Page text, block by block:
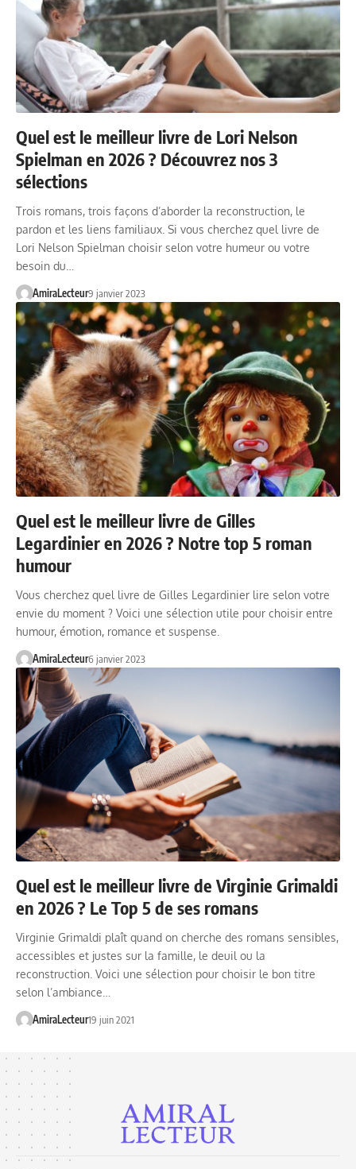
Quel est le meilleur livre de Lori Nelson
Spielman en 2026 ? Découvrez nos 3
sélections
Trois romans, trois façons d’aborder la reconstruction, le
pardon et les liens familiaux. Si vous cherchez quel livre de
Lori Nelson Spielman choisir selon votre humeur ou votre
besoin du…
AmiraLecteur9 janvier 2023
Quel est le meilleur livre de Gilles
Legardinier en 2026 ? Notre top 5 roman
humour
Vous cherchez quel livre de Gilles Legardinier lire selon votre
envie du moment ? Voici une sélection utile pour choisir entre
humour, émotion, romance et suspense.
AmiraLecteur6 janvier 2023
Quel est le meilleur livre de Virginie Grimaldi
en 2026 ? Le Top 5 de ses romans
Virginie Grimaldi plaît quand on cherche des romans sensibles,
accessibles et justes sur la famille, le deuil ou la
reconstruction. Voici une sélection pour choisir le bon titre
selon l’ambiance…
AmiraLecteur19 juin 2021